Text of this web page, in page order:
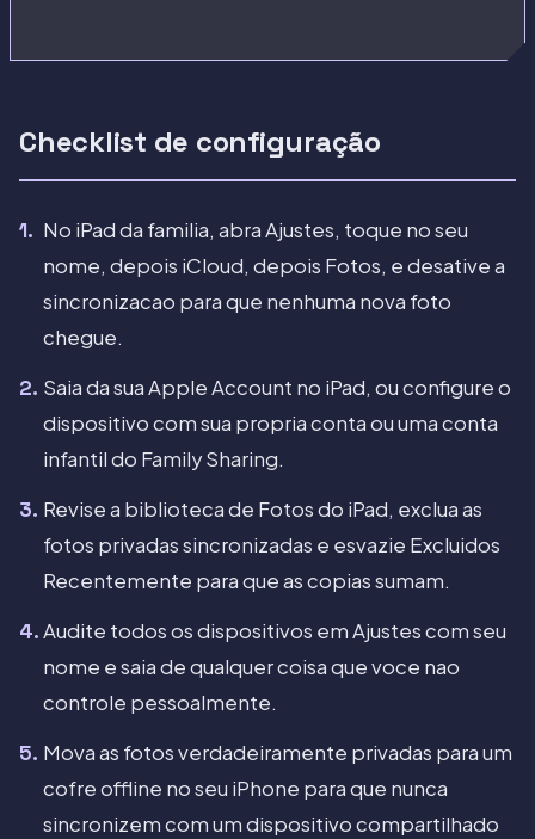
Checklist de configuração
No iPad da familia, abra Ajustes, toque no seu
nome, depois iCloud, depois Fotos, e desative a
sincronizacao para que nenhuma nova foto
chegue.
Saia da sua Apple Account no iPad, ou configure o
dispositivo com sua propria conta ou uma conta
infantil do Family Sharing.
Revise a biblioteca de Fotos do iPad, exclua as
fotos privadas sincronizadas e esvazie Excluidos
Recentemente para que as copias sumam.
Audite todos os dispositivos em Ajustes com seu
nome e saia de qualquer coisa que voce nao
controle pessoalmente.
Mova as fotos verdadeiramente privadas para um
cofre offline no seu iPhone para que nunca
sincronizem com um dispositivo compartilhado